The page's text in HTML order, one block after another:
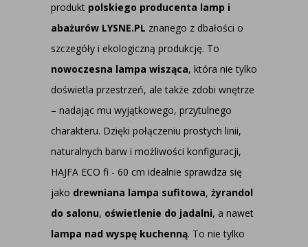
produkt polskiego producenta lamp i
abażurów LYSNE.PL znanego z dbałości o
szczegóły i ekologiczną produkcję. To
nowoczesna lampa wisząca, która nie tylko
doświetla przestrzeń, ale także zdobi wnętrze
– nadając mu wyjątkowego, przytulnego
charakteru. Dzięki połączeniu prostych linii,
naturalnych barw i możliwości konfiguracji,
HAJFA ECO fi - 60 cm idealnie sprawdza się
jako drewniana lampa sufitowa, żyrandol
do salonu, oświetlenie do jadalni, a nawet
lampa nad wyspę kuchenną. To nie tylko